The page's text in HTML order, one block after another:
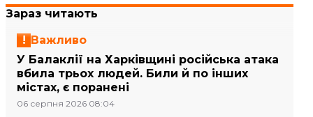
Зараз читають
Важливо
У Балаклії на Харківщині російська атака
вбила трьох людей. Били й по інших
містах, є поранені
06 серпня 2026 08:04